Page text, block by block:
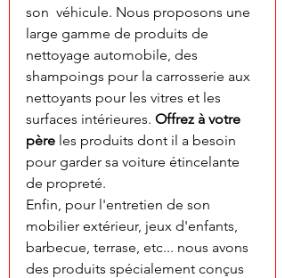
son  véhicule. Nous proposons une
large gamme de produits de
nettoyage automobile, des
shampoings pour la carrosserie aux
nettoyants pour les vitres et les
surfaces intérieures. Offrez à votre
père les produits dont il a besoin
pour garder sa voiture étincelante
de propreté.
Enfin, pour l'entretien de son
mobilier extérieur, jeux d'enfants,
barbecue, terrase, etc... nous avons
des produits spécialement conçus